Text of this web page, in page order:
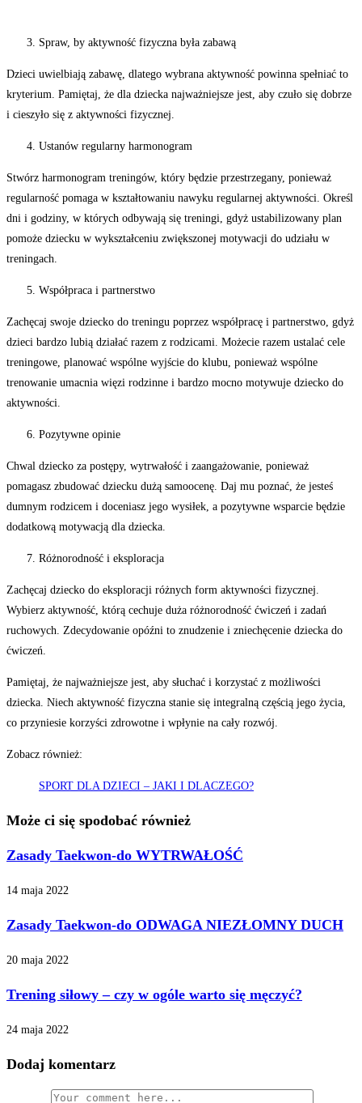
Spraw, by aktywność fizyczna była zabawą
Dzieci uwielbiają zabawę, dlatego wybrana aktywność powinna spełniać to
kryterium. Pamiętaj, że dla dziecka najważniejsze jest, aby czuło się dobrze
i cieszyło się z aktywności fizycznej.
Ustanów regularny harmonogram
Stwórz harmonogram treningów, który będzie przestrzegany, ponieważ
regularność pomaga w kształtowaniu nawyku regularnej aktywności. Określ
dni i godziny, w których odbywają się treningi, gdyż ustabilizowany plan
pomoże dziecku w wykształceniu zwiększonej motywacji do udziału w
treningach.
Współpraca i partnerstwo
Zachęcaj swoje dziecko do treningu poprzez współpracę i partnerstwo, gdyż
dzieci bardzo lubią działać razem z rodzicami. Możecie razem ustalać cele
treningowe, planować wspólne wyjście do klubu, ponieważ wspólne
trenowanie umacnia więzi rodzinne i bardzo mocno motywuje dziecko do
aktywności.
Pozytywne opinie
Chwal dziecko za postępy, wytrwałość i zaangażowanie, ponieważ
pomagasz zbudować dziecku dużą samoocenę. Daj mu poznać, że jesteś
dumnym rodzicem i doceniasz jego wysiłek, a pozytywne wsparcie będzie
dodatkową motywacją dla dziecka.
Różnorodność i eksploracja
Zachęcaj dziecko do eksploracji różnych form aktywności fizycznej.
Wybierz aktywność, którą cechuje duża różnorodność ćwiczeń i zadań
ruchowych. Zdecydowanie opóźni to znudzenie i zniechęcenie dziecka do
ćwiczeń.
Pamiętaj, że najważniejsze jest, aby słuchać i korzystać z możliwości
dziecka. Niech aktywność fizyczna stanie się integralną częścią jego życia,
co przyniesie korzyści zdrowotne i wpłynie na cały rozwój.
Zobacz również:
SPORT DLA DZIECI – JAKI I DLACZEGO?
Może ci się spodobać również
Zasady Taekwon-do WYTRWAŁOŚĆ
14 maja 2022
Zasady Taekwon-do ODWAGA NIEZŁOMNY DUCH
20 maja 2022
Trening siłowy – czy w ogóle warto się męczyć?
24 maja 2022
Dodaj komentarz